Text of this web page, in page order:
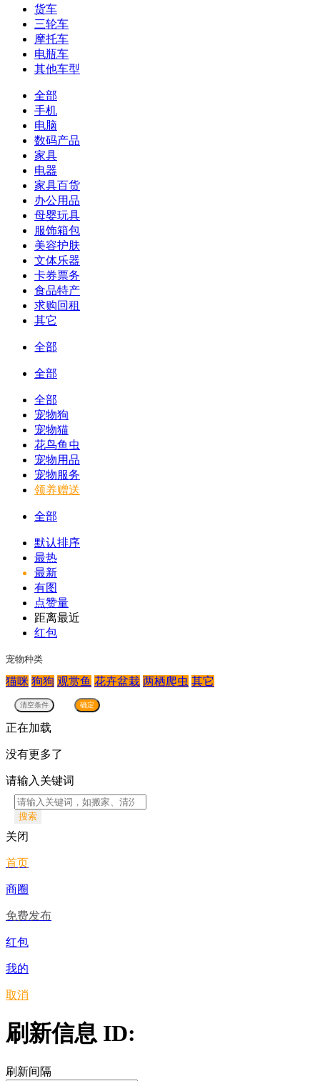
货车
三轮车
摩托车
电瓶车
其他车型
全部
手机
电脑
数码产品
家具
电器
家具百货
办公用品
母婴玩具
服饰箱包
美容护肤
文体乐器
卡券票务
食品特产
求购回租
其它
全部
全部
全部
宠物狗
宠物猫
花鸟鱼虫
宠物用品
宠物服务
领养赠送
全部
默认排序
最热
最新
有图
点赞量
距离最近
红包
宠物种类
猫咪 狗狗 观赏鱼 花卉盆栽 两栖爬虫 其它
正在加载
没有更多了
请输入关键词
搜索
关闭
首页
商圈
免费发布
红包
我的
取消
刷新信息 ID:
刷新间隔